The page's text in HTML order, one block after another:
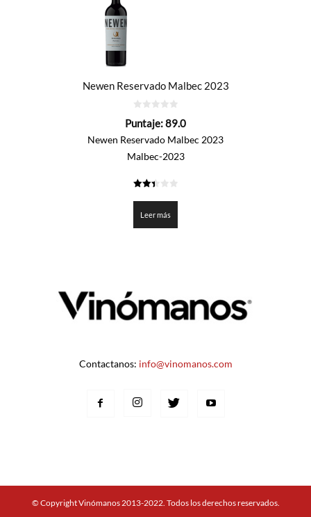
Newen Reservado Malbec 2023
de
Puntaje:89.0
Newen Reservado Malbec 2023
Malbec-2023
de 5
Leer más
Contactanos: info@vinomanos.com
© Copyright Vinómanos 2013-2022. Todos los derechos reservados.